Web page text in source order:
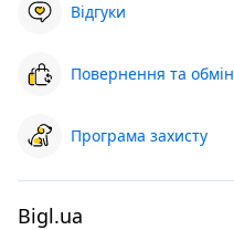
Відгуки
Повернення та обмін
Програма захисту
Bigl.ua